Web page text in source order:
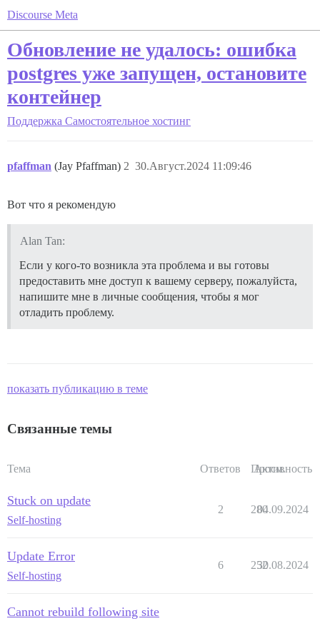
Discourse Meta
Обновление не удалось: ошибка
postgres уже запущен, остановите
контейнер
Поддержка Самостоятельное хостинг
pfaffman (Jay Pfaffman) 30.Август.2024 11:09:46
2
Вот что я рекомендую
Alan Tan:
Если у кого-то возникла эта проблема и вы готовы
предоставить мне доступ к вашему серверу, пожалуйста,
напишите мне в личные сообщения, чтобы я мог
отладить проблему.
показать публикацию в теме
Связанные темы
Тема Ответов Просм.
Активность
Stuck on update
Self-hosting
2 280
04.09.2024
Update Error
Self-hosting
6 252
30.08.2024
Cannot rebuild following site